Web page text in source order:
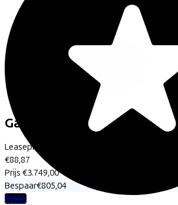
Gazelle Grenoble C8+ (2025)
Leaseprijs p/m vanaf
€88,87
Prijs €3.749,00
Bespaar€805,04
Bekijk